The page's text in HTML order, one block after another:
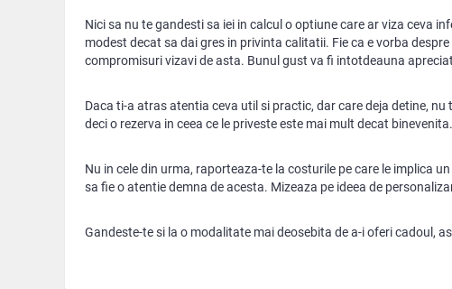
Nici sa nu te gandesti sa iei in calcul o optiune care ar viza ceva
modest decat sa dai gres in privinta calitatii. Fie ca e vorba
compromisuri vizavi de asta. Bunul gust va fi intotdeauna
Daca ti-a atras atentia ceva util si practic, dar care deja detine,
deci o rezerva in ceea ce le priveste este mai mult decat
Nu in cele din urma, raporteaza-te la costurile pe care le implica
sa fie o atentie demna de acesta. Mizeaza pe ideea de
Gandeste-te si la o modalitate mai deosebita de a-i oferi cadoul,